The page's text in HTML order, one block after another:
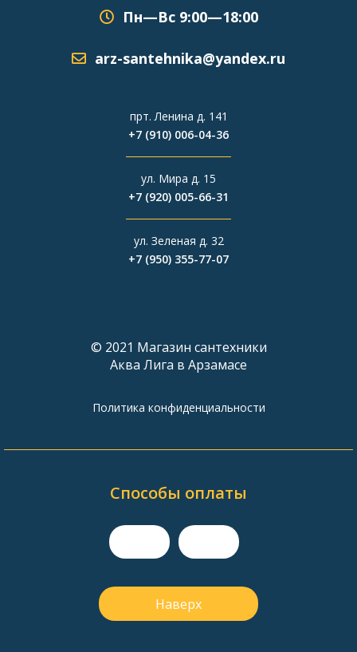
© 2021 Магазин сантехники
Аква Лига в Арзамасе
Политика конфиденциальности
Пн—Вс 9:00—18:00
arz-santehnika@yandex.ru
прт. Ленина д. 141
+7 (910) 006-04-36
ул. Мира д. 15
+7 (920) 005-66-31
ул. Зеленая д. 32
+7 (950) 355-77-07
Способы оплаты
Наверх